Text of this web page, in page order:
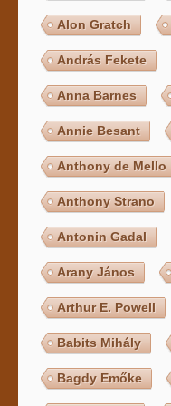
Alon Gratch
András Fekete
Anna Barnes
Annie Besant
Anthony de Mello
Anthony Strano
Antonin Gadal
Arany János
Arthur E. Powell
Babits Mihály
Bagdy Emőke